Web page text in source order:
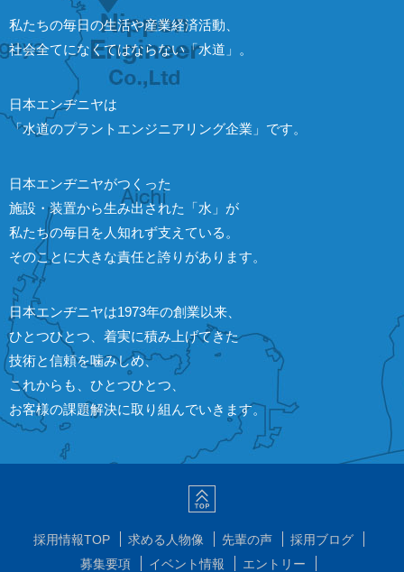
私たちの毎日の生活や産業経済活動、
社会全てになくてはならない「水道」。
日本エンヂニヤは
「水道のプラントエンジニアリング企業」です。
日本エンヂニヤがつくった
施設・装置から生み出された「水」が
私たちの毎日を人知れず支えている。
そのことに大きな責任と誇りがあります。
日本エンヂニヤは1973年の創業以来、
ひとつひとつ、着実に積み上げてきた
技術と信頼を噛みしめ、
これからも、ひとつひとつ、
お客様の課題解決に取り組んでいきます。
採用情報TOP 求める人物像 先輩の声
採用ブログ
募集要項
イベント情報 エントリー